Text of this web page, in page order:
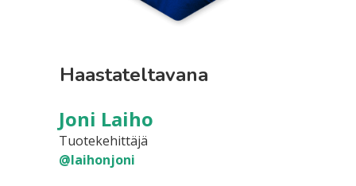
Haastateltavana
Joni Laiho
Tuotekehittäjä
@laihonjoni